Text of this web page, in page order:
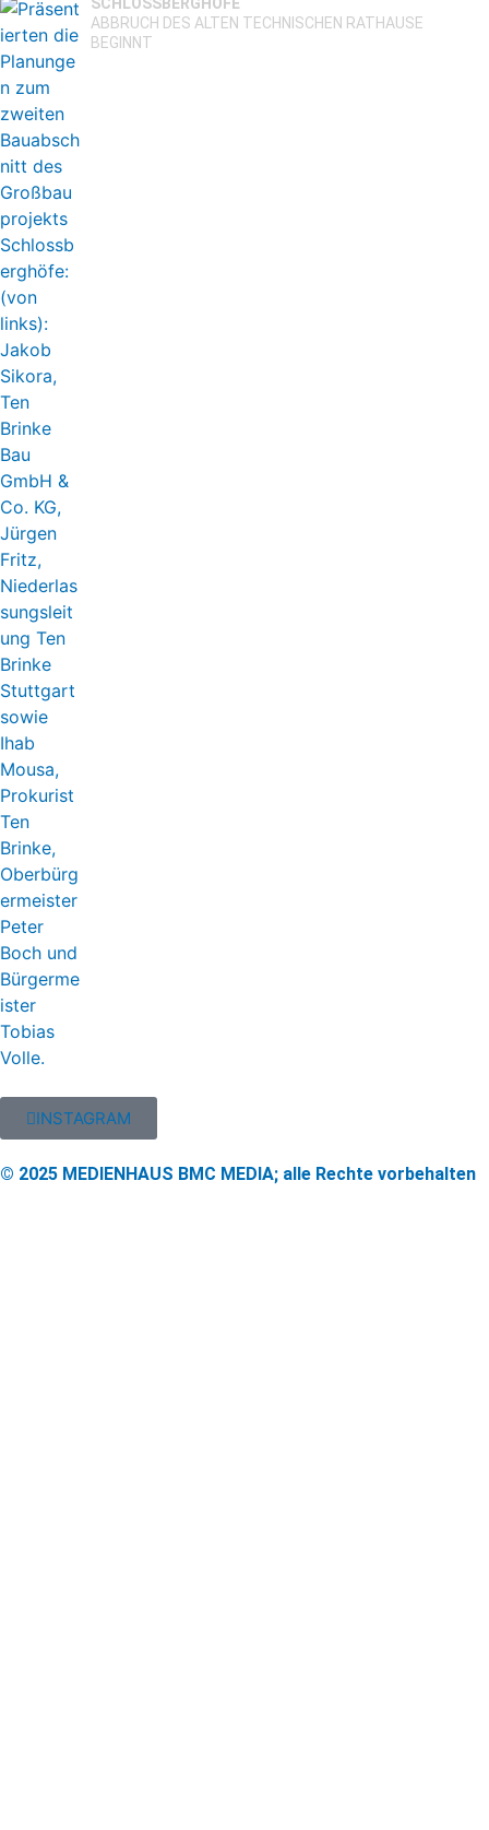
ABBRUCH DES ALTEN TECHNISCHEN RATHAUSE
BEGINNT
INSTAGRAM
© 2025 MEDIENHAUS BMC MEDIA; alle Rechte vorbehalten